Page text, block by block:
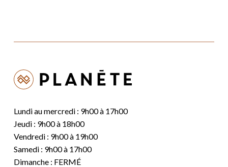
Lundi au mercredi : 9h00 à 17h00
Jeudi : 9h00 à 18h00
Vendredi : 9h00 à 19h00
Samedi : 9h00 à 17h00
Dimanche : FERMÉ